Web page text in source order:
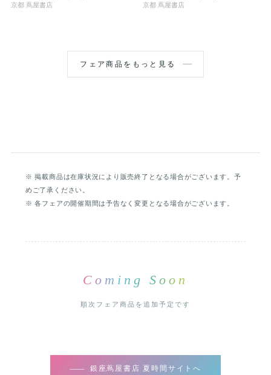
京都 蔦屋書店 京都 蔦屋書店
フェア商品をもっと見る
※ 掲載商品は在庫状況により販売終了となる場合がございます。予
めご了承ください。
※ 各フェアの開催期間は予告なく変更となる場合がございます。
Coming Soon
順次フェア商品を追加予定です
銀座蔦屋書店 夏時間サイトへ